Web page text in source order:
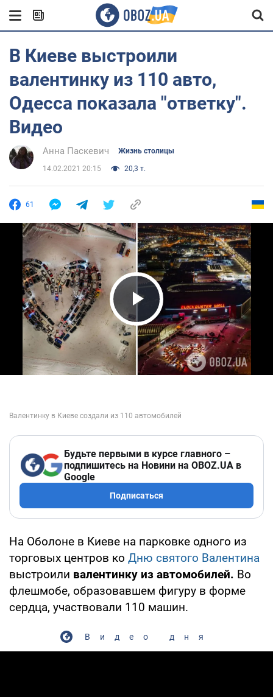
В Киеве выстроили
валентинку из 110 авто,
Одесса показала "ответку".
Видео
Анна Паскевич Жизнь столицы
14.02.2021 20:15 20,3 т.
61
Play Video
Будьте первыми в курсе главного –
подпишитесь на Новини на OBOZ.UA в
Google
Подписаться
На Оболоне в Киеве на парковке одного из
торговых центров ко Дню святого Валентина
выстроили валентинку из автомобилей. Во
флешмобе, образовавшем фигуру в форме
сердца, участвовали 110 машин.
Видео дня